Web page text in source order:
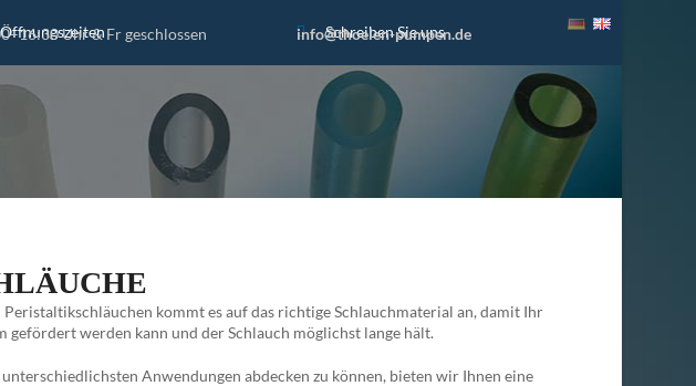
ÖffnungszeitenUhr & Fr geschlossen Schreiben Sie uns
info@thoelen-pumpen.de
Peristaltikschläuchen kommt es auf das richtige Schlauchmaterial an, damit Ihr
gefördert werden kann und der Schlauch möglichst lange hält.
unterschiedlichsten Anwendungen abdecken zu können, bieten wir Ihnen eine